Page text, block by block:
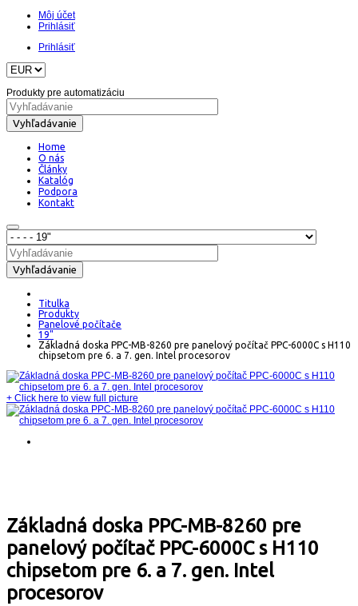
Môj účet
Prihlásiť
Prihlásiť
Produkty pre automatizáciu
Vyhľadávanie
Home
O nás
Články
Katalóg
Podpora
Kontakt
Vyhľadávanie
Titulka
Produkty
Panelové počítače
19"
Základná doska PPC-MB-8260 pre panelový počítač PPC-6000C s H110
chipsetom pre 6. a 7. gen. Intel procesorov
+ Click here to view full picture
Základná doska PPC-MB-8260 pre
panelový počítač PPC-6000C s H110
chipsetom pre 6. a 7. gen. Intel
procesorov